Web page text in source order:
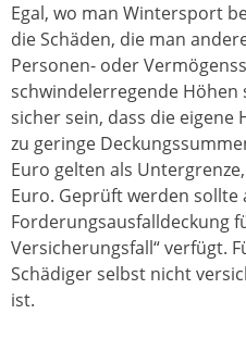
Egal, wo man Wintersport
die Schäden, die man
Personen- oder
schwindelerregende
sicher sein, dass die
zu geringe
Euro gelten als
Euro. Geprüft werden
Forderungsausfalldeckung
Versicherungsfall“ verfügt.
Schädiger selbst nicht
ist.